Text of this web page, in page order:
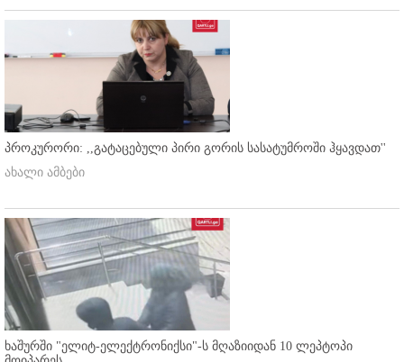
პროკურორი: ,,გატაცებული პირი გორის სასატუმროში ჰყავდათ''
ახალი ამბები
ხაშურში "ელიტ-ელექტრონიქსი"-ს მღაზიიდან 10 ლეპტოპი